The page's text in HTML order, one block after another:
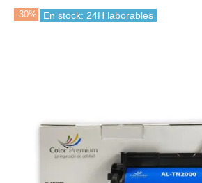
-30% En stock: 24H laborables